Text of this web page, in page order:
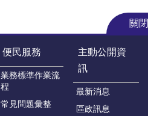
關閉
便民服務
業務標準作業流
程
常見問題彙整
主動公開資
訊
最新消息
區政訊息